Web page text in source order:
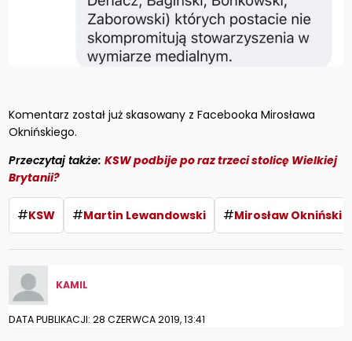
Komentarz został już skasowany z Facebooka Mirosława
Oknińskiego.
Przeczytaj także:KSW podbije po raz trzeci stolicę Wielkiej
Brytanii?
#KSW #Martin Lewandowski #Mirosław Okniński
KAMIL
DATA PUBLIKACJI: 28 CZERWCA 2019, 13:41